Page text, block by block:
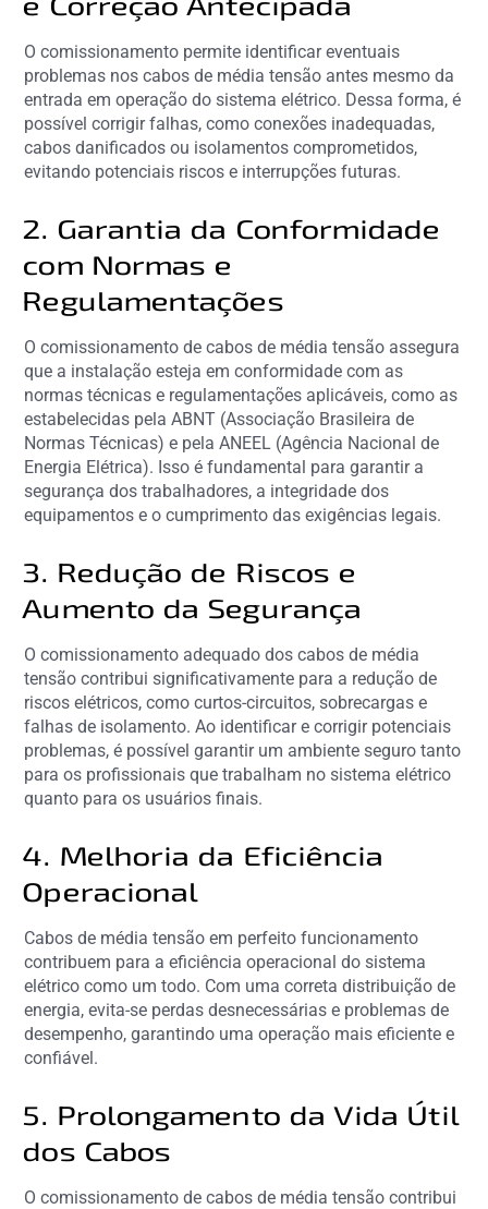
O comissionamento permite identificar eventuais
problemas nos cabos de média tensão antes mesmo da
entrada em operação do sistema elétrico. Dessa forma, é
possível corrigir falhas, como conexões inadequadas,
cabos danificados ou isolamentos comprometidos,
evitando potenciais riscos e interrupções futuras.
2. Garantia da Conformidade
com Normas e
Regulamentações
O comissionamento de cabos de média tensão assegura
que a instalação esteja em conformidade com as
normas técnicas e regulamentações aplicáveis, como as
estabelecidas pela ABNT (Associação Brasileira de
Normas Técnicas) e pela ANEEL (Agência Nacional de
Energia Elétrica). Isso é fundamental para garantir a
segurança dos trabalhadores, a integridade dos
equipamentos e o cumprimento das exigências legais.
3. Redução de Riscos e
Aumento da Segurança
O comissionamento adequado dos cabos de média
tensão contribui significativamente para a redução de
riscos elétricos, como curtos-circuitos, sobrecargas e
falhas de isolamento. Ao identificar e corrigir potenciais
problemas, é possível garantir um ambiente seguro tanto
para os profissionais que trabalham no sistema elétrico
quanto para os usuários finais.
4. Melhoria da Eficiência
Operacional
Cabos de média tensão em perfeito funcionamento
contribuem para a eficiência operacional do sistema
elétrico como um todo. Com uma correta distribuição de
energia, evita-se perdas desnecessárias e problemas de
desempenho, garantindo uma operação mais eficiente e
confiável.
5. Prolongamento da Vida Útil
dos Cabos
O comissionamento de cabos de média tensão contribui